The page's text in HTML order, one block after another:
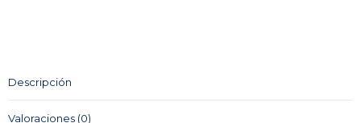
SANSUEÑA
Descripción
Valoraciones (0)